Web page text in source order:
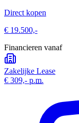
Direct kopen
€ 19.500,-
Financieren vanaf
Zakelijke Lease
€ 309,- p.m.